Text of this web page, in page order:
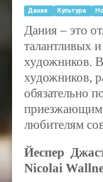
Дания Культура
Дания – это
талантливых
художников.
художников,
обязательно
любителям
Йеспер
Nicolai